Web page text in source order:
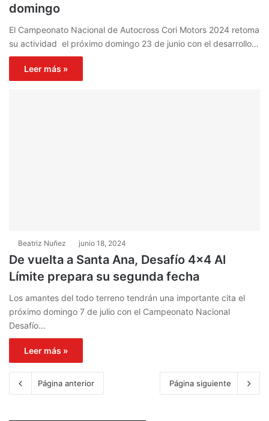
domingo
El Campeonato Nacional de Autocross Cori Motors 2024 retoma
su actividad el próximo domingo 23 de junio con el desarrollo…
Leer más »
Beatriz Nuñez junio 18, 2024
De vuelta a Santa Ana, Desafío 4×4 Al
Límite prepara su segunda fecha
Los amantes del todo terreno tendrán una importante cita el
próximo domingo 7 de julio con el Campeonato Nacional
Desafío…
Leer más »
Página anterior Página siguiente